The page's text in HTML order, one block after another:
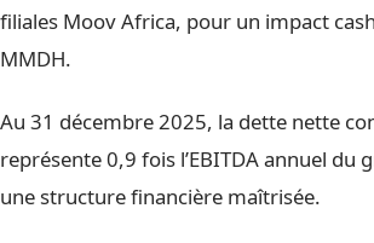
filiales Moov Africa, pour un impact
MMDH.
Au 31 décembre 2025, la dette nette
représente 0,9 fois l’EBITDA annuel du
une structure financière maîtrisée.